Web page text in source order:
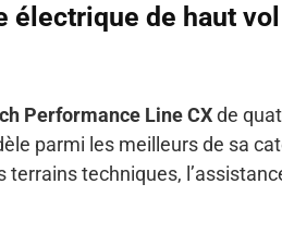
électrique de haut
Performance Line CXde
parmi les meilleurs de sa
terrains techniques,